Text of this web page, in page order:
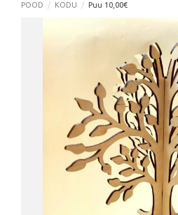
POOD / KODU / Puu 10,00€